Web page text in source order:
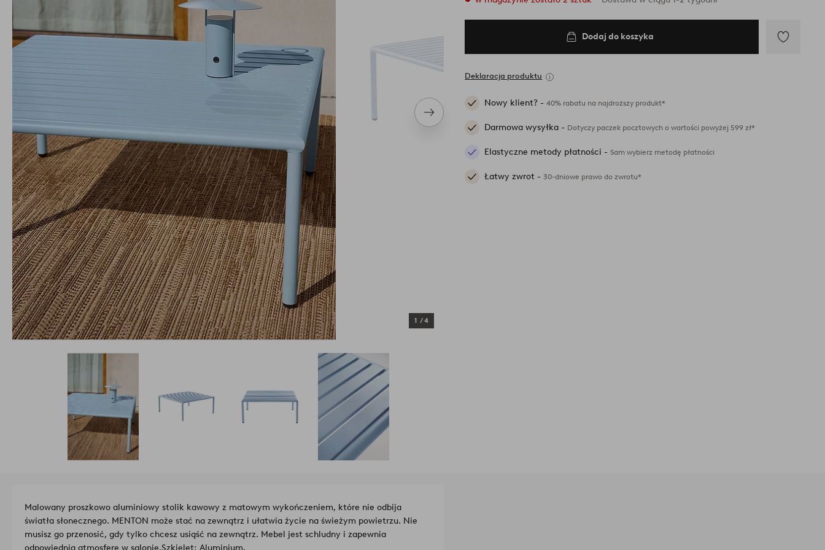
Następny
produkt
1 /4
Dodaj do koszyka
Deklaracja produktu
Nowy klient? -40% rabatu na najdroższy produkt*
Darmowa wysyłka - Dotyczy paczek pocztowych o wartości powyżej 599 zł*
Elastyczne metody płatności -Sam wybierz metodę płatności
Łatwy zwrot -30-dniowe prawo do zwrotu*
Malowany proszkowo aluminiowy stolik kawowy z matowym wykończeniem, które nie odbija
światła słonecznego. MENTON może stać na zewnątrz i ułatwia życie na świeżym powietrzu. Nie
musisz go przenosić, gdy tylko chcesz usiąść na zewnątrz. Mebel jest schludny i zapewnia
odpowiednią atmosferę w salonie.
Szkielet: Aluminium.